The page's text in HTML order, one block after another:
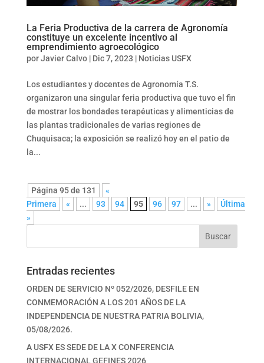
La Feria Productiva de la carrera de Agronomía
constituye un excelente incentivo al
emprendimiento agroecológico
porJavier Calvo| Dic 7, 2023 | Noticias USFX
Los estudiantes y docentes de Agronomía T.S.
organizaron una singular feria productiva que tuvo el fin
de mostrar los bondades terapéuticas y alimenticias de
las plantas tradicionales de varias regiones de
Chuquisaca; la exposición se realizó hoy en el patio de
la...
Página 95 de 131
«
Primera
« ... 93 94 95 96 97 ... »
Última
»
Buscar
Entradas recientes
ORDEN DE SERVICIO Nº 052/2026, DESFILE EN
CONMEMORACIÓN A LOS 201 AÑOS DE LA
INDEPENDENCIA DE NUESTRA PATRIA BOLIVIA,
05/08/2026.
A USFX ES SEDE DE LA X CONFERENCIA
INTERNACIONAL GEFINES 2026